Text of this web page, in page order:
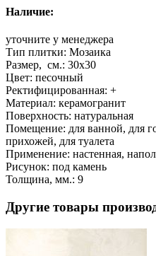
Наличие:
уточните у менеджера
Тип плитки: Мозаика
Размер, см.: 30x30
Цвет: песочный
Ректифицированная: +
Материал: керамогранит
Поверхность: натуральная
Помещение: для ванной, для
прихожей, для туалета
Применение: настенная,
Рисунок: под камень
Толщина, мм.: 9
Другие товары